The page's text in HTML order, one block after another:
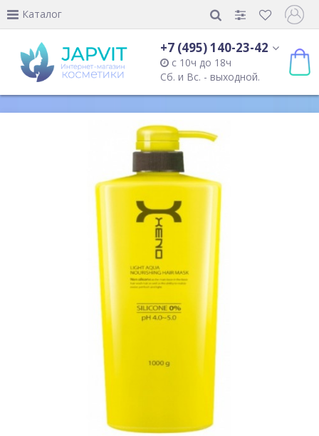
Каталог
+7 (495) 140-23-42
с 10ч до 18ч
Сб. и Вс. - выходной.